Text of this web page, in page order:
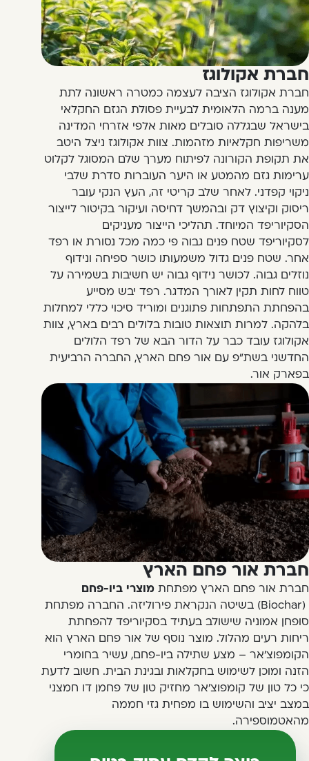
חברת אקולוגז
חברת אקולוגז הציבה לעצמה כמטרה ראשונה לתת
מענה ברמה הלאומית לבעיית פסולת הגזם החקלאי
בישראל שבגללה סובלים מאות אלפי אזרחי המדינה
משריפות חקלאיות מזהמות. צוות אקולוגז ניצל היטב
את תקופת הקורונה לפיתוח מערך שלם המסוגל לקלוט
ערימות גזם מהמטע או היער העוברות סדרת שלבי
ניקוי קפדני. לאחר שלב קריטי זה, העץ הנקי עובר
ריסוק וקיצוץ דק ובהמשך דחיסה ועיקור בקיטור לייצור
הסקיוריפד המיוחד. תהליכי הייצור מעניקים
לסקיוריפד שטח פנים גבוה פי כמה מכל נסורת או רפד
אחר. שטח פנים גדול משמעותו כושר ספיחה ונידוף
נוזלים גבוה. לכושר נידוף גבוה יש חשיבות בשמירה על
טווח לחות תקין לאורך המדגר. רפד יבש מסייע
בהפחתת התפתחות פתוגנים ומוריד סיכוי כללי למחלות
בלהקה. למרות תוצאות טובות בלולים רבים בארץ, צוות
אקולוגז עובד כבר על הדור הבא של רפד הלולים
החדשני בשת"פ עם אור פחם הארץ, החברה הרביעית
בפארק אור.
חברת אור פחם הארץ
חברת אור פחם הארץ מפתחת מוצרי ביו-פחם
(Biochar) בשיטה הנקראת פירוליזה. החברה מפתחת
סופחן אמוניה שישולב בעתיד בסקיוריפד להפחתת
ריחות רעים מהלול. מוצר נוסף של אור פחם הארץ הוא
הקומפוצ'אר – מצע שתילה ביו-פחם, עשיר בחומרי
הזנה ומוכן לשימוש בחקלאות ובגינת הבית. חשוב לדעת
כי כל טון של קומפוצ'אר מחזיק טון של פחמן דו חמצני
במצב יציב והשימוש בו מפחית גזי חממה
מהאטמוספירה.